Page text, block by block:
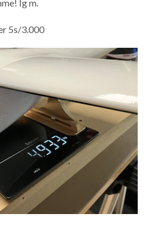
lg m.
5s/3.000